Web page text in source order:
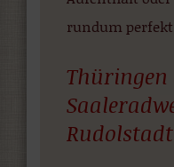
rundum
Thüringen